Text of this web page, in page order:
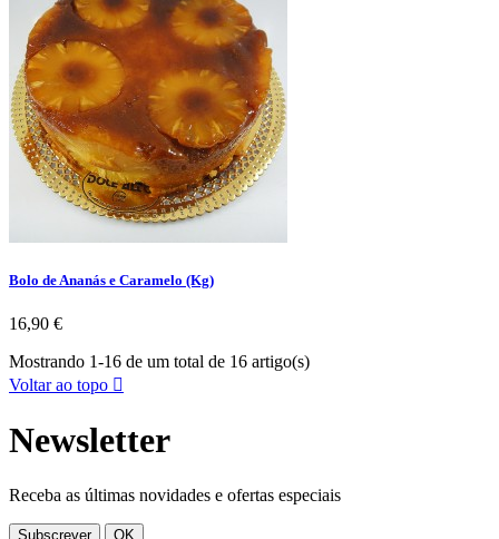
Bolo de Ananás e Caramelo (Kg)
Preço
16,90 €
Mostrando 1-16 de um total de 16 artigo(s)
Voltar ao topo 
Newsletter
Receba as últimas novidades e ofertas especiais